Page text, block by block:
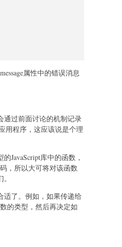
属性中的错误消息
通过前面讨论的机制记录
用程序，这应该说是个理
JavaScript库中的函数，
，所以大可将对该函数
适了。例如，如果传递给
的类型，然后再决定如